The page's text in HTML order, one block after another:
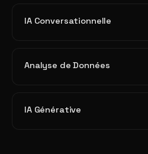
IA Conversationnelle
Analyse de Données
IA Générative